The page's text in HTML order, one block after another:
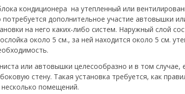
кондиционера на утепленный или
дополнительное участие автовышки
на него каких-либо систем. Наружный слой
около 5 см., за ней находится около 5 см.
или автовышки целесообразно и в том случае,
стену. Такая установка требуется, как
помещений.